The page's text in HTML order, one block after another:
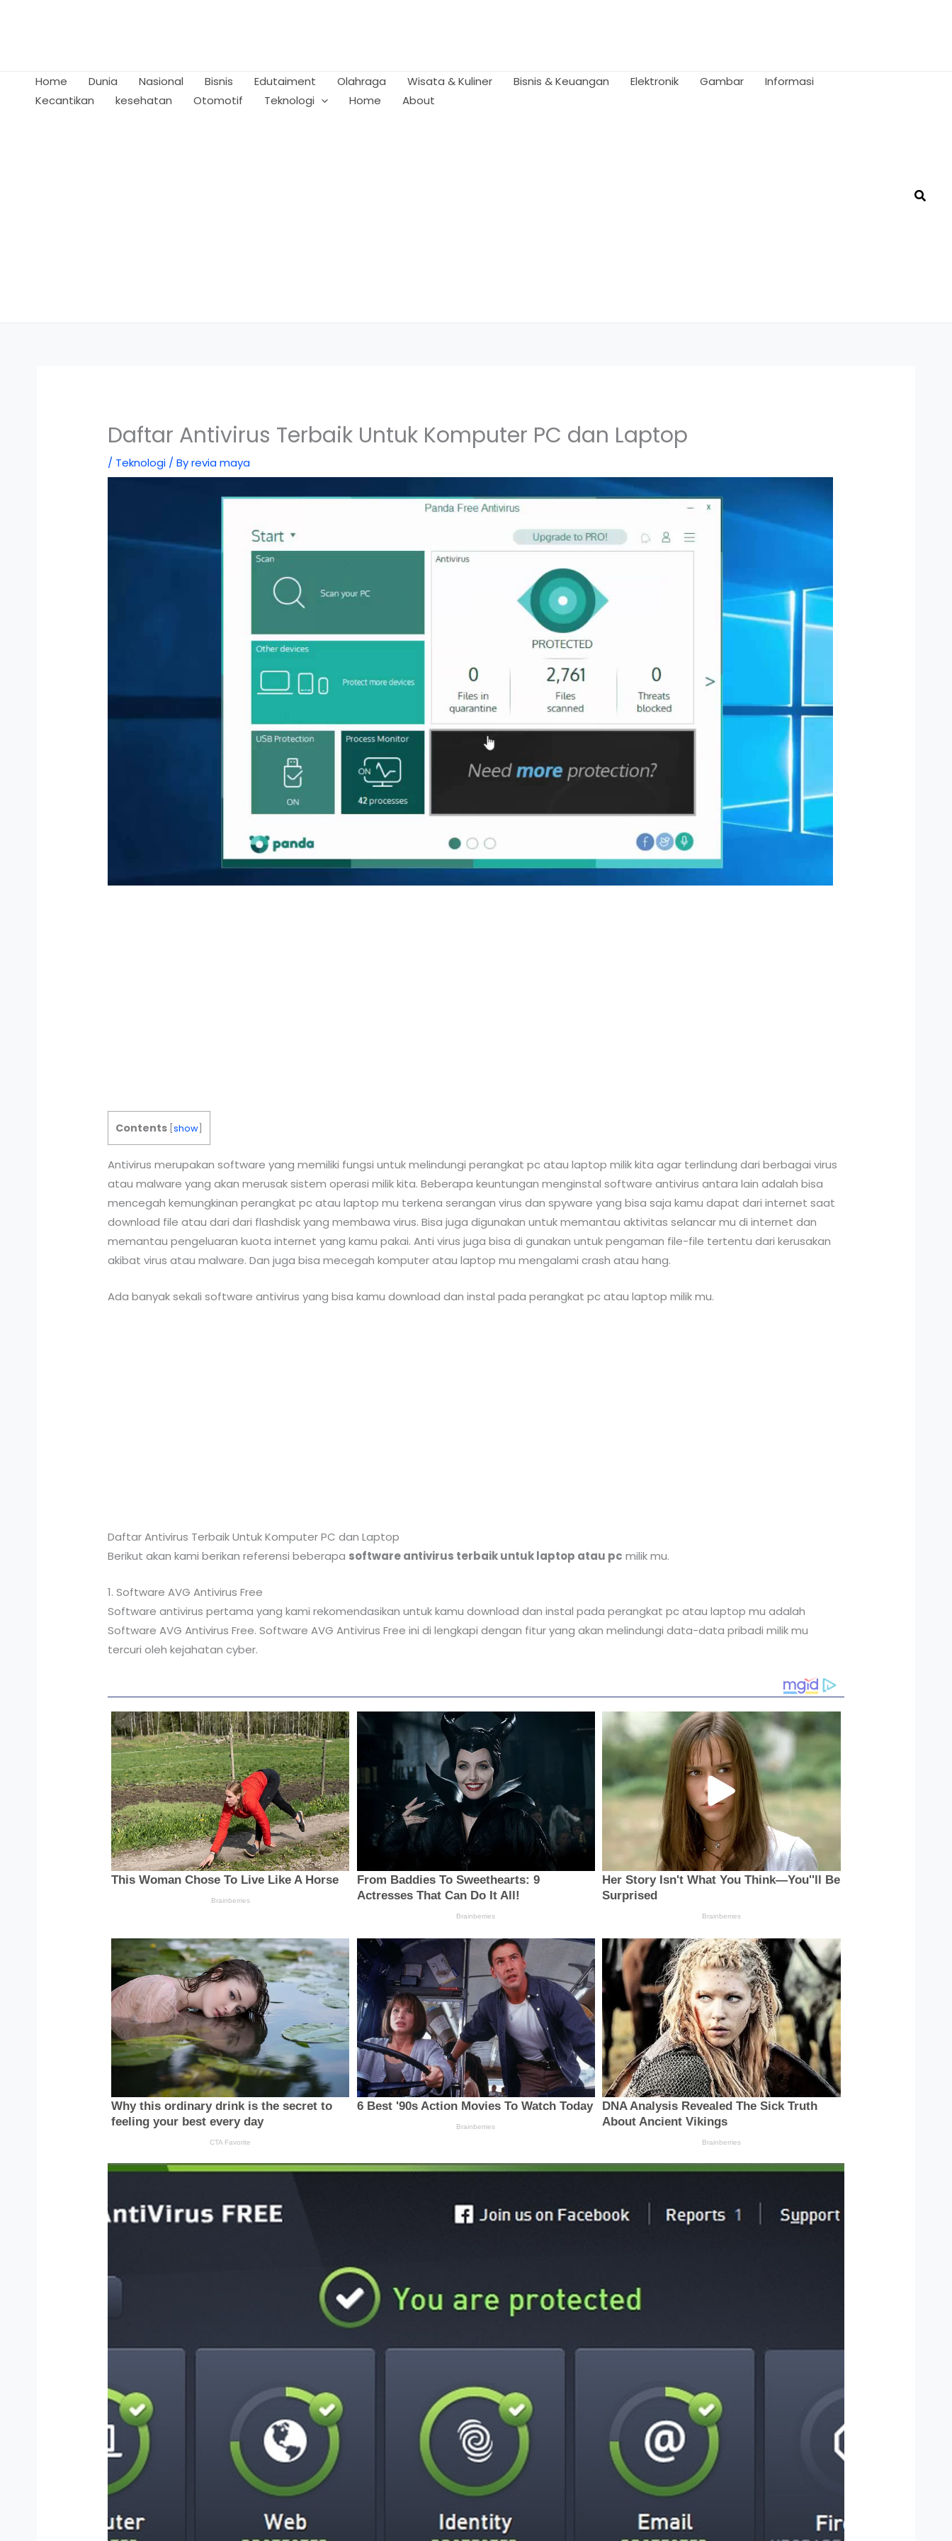
Home Dunia Nasional Bisnis Edutaiment Olahraga Wisata & Kuliner Bisnis & Keuangan Elektronik Gambar
Informasi
Kecantikan
kesehatan Otomotif Teknologi Home About
Daftar Antivirus Terbaik Untuk Komputer PC dan Laptop
/ Teknologi / Byrevia maya
Contents [show
Antivirus merupakan software yang memiliki fungsi untuk melindungi perangkat pc atau laptop milik kita agar terlindung dari berbagai virus
atau malware yang akan merusak sistem operasi milik kita. Beberapa keuntungan menginstal software antivirus antara lain adalah bisa
mencegah kemungkinan perangkat pc atau laptop mu terkena serangan virus dan spyware yang bisa saja kamu dapat dari internet saat
download file atau dari dari flashdisk yang membawa virus. Bisa juga digunakan untuk memantau aktivitas selancar mu di internet dan
memantau pengeluaran kuota internet yang kamu pakai. Anti virus juga bisa di gunakan untuk pengaman file-file tertentu dari kerusakan
akibat virus atau malware. Dan juga bisa mecegah komputer atau laptop mu mengalami crash atau hang.
Ada banyak sekali software antivirus yang bisa kamu download dan instal pada perangkat pc atau laptop milik mu.
Daftar Antivirus Terbaik Untuk Komputer PC dan Laptop
Berikut akan kami berikan referensi beberapa software antivirus terbaik untuk laptop atau pc milik mu.
1. Software AVG Antivirus Free
Software antivirus pertama yang kami rekomendasikan untuk kamu download dan instal pada perangkat pc atau laptop mu adalah
Software AVG Antivirus Free. Software AVG Antivirus Free ini di lengkapi dengan fitur yang akan melindungi data-data pribadi milik mu
tercuri oleh kejahatan cyber.